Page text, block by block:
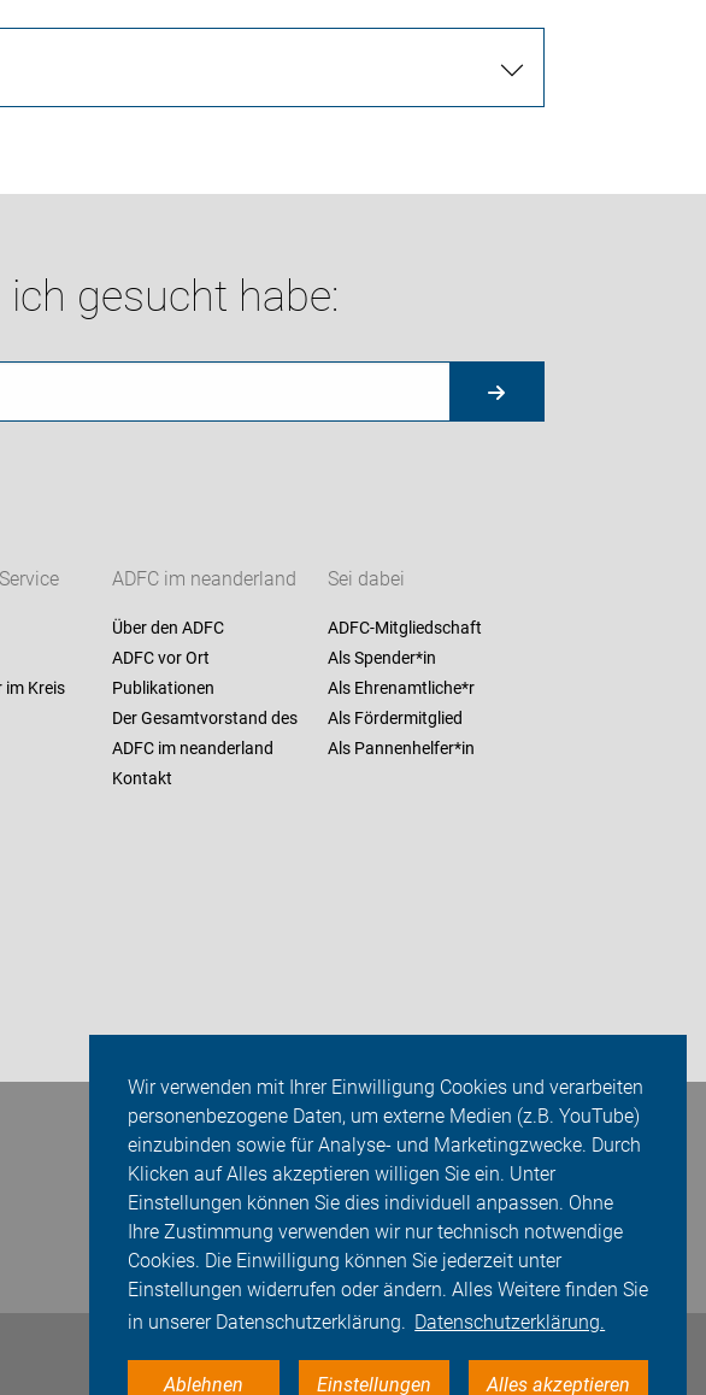
Wir verwenden mit Ihrer Einwilligung Cookies und verarbeiten
personenbezogene Daten, um externe Medien (z.B. YouTube)
einzubinden sowie für Analyse- und Marketingzwecke. Durch
Klicken auf Alles akzeptieren willigen Sie ein. Unter
Einstellungen können Sie dies individuell anpassen. Ohne
Ihre Zustimmung verwenden wir nur technisch notwendige
Cookies. Die Einwilligung können Sie jederzeit unter
Einstellungen widerrufen oder ändern. Alles Weitere finden Sie
in unserer Datenschutzerklärung. Datenschutzerklärung.
Ablehnen Einstellungen Alles akzeptieren
gesucht habe:
im Kreis
ADFC im neanderland
Über den ADFC
ADFC vor Ort
Publikationen
Der Gesamtvorstand des
ADFC im neanderland
Kontakt
Sei dabei
ADFC-Mitgliedschaft
Als Spender*in
Als Ehrenamtliche*r
Als Fördermitglied
Als Pannenhelfer*in